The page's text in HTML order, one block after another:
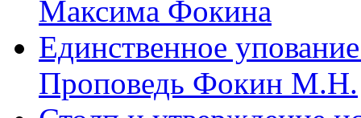
Максима Фокина
Единственное
Проповедь Фокин М.Н.